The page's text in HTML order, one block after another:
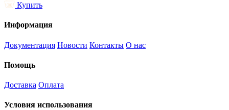
Купить
Информация
Документация Новости Контакты О нас
Помощь
Доставка Оплата
Условия использования